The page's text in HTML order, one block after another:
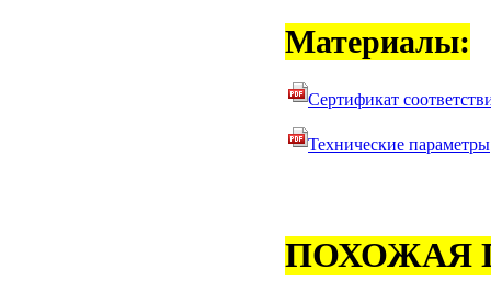
Материалы:
Сертификат
Технические параметры
ПОХОЖАЯ